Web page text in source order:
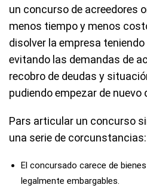
un concurso de acreedores
menos tiempo y menos
disolver la empresa
evitando las demandas de
recobro de deudas y
pudiendo empezar de nuevo
Pars articular un concurso
una serie de corcunstancias:
El concursado carece de
legalmente embargables.